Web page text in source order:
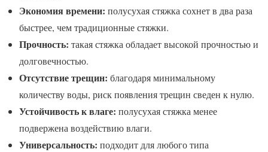
Экономия времени: полусухая стяжка сохнет в два раза
быстрее, чем традиционные стяжки.
Прочность: такая стяжка обладает высокой прочностью и
долговечностью.
Отсутствие трещин: благодаря минимальному
количеству воды, риск появления трещин сведен к нулю.
Устойчивость к влаге: полусухая стяжка менее
подвержена воздействию влаги.
Универсальность: подходит для любого типа